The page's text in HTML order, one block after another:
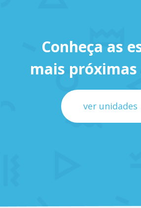
Conheça as
mais próximas
ver unidades